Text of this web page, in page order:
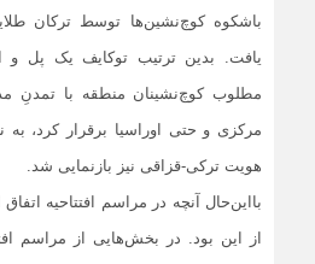
باشکوه کوچ‌نشین‌ها توسط ترکان
یافت. بدین ترتیب توکایف یک پل و
مطلوب کوچ‌نشینان منطقه با تمدنِ
مرکزی و حتی اوراسیا برقرار کرد،
هویت ترکی-قزاقی نیز بازنمایی شد.
بااین‌حال آنچه در مراسم افتتاحیه اتفاق
از این بود. در بخش‌هایی از مراسم